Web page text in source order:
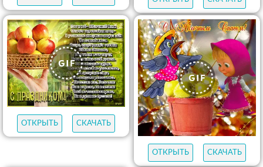
ОТКРЫТЬ СКАЧАТЬ ОТКРЫТЬ СКАЧАТЬ
ОТКРЫТЬ СКАЧАТЬ